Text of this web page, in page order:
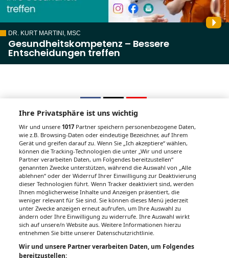
DR. KURT MARTINI, MSC
Gesundheitskompetenz – Bessere
Entscheidungen treffen
Unsere Wochenzeitungen
Gesundheitsseiten
Hier finden Sie die aktuelle Ausgabe der
Gesundheitsberichterstattung in den 120
Wochenzeitungen der RegionalMedien
Austria sowie ein Archiv der vergangenen
Ausgaben.
Ihre Privatsphäre ist uns wichtig
Wir und unsere1017 Partner speichern personenbezogene Daten,
wie z.B. Browsing-Daten oder eindeutige Bezeichner, auf Ihrem
Gerät und greifen darauf zu. Wenn Sie „Ich akzeptiere“ wählen,
können die Tracking-Technologien die unter „Wir und unsere
Partner verarbeiten Daten, um Folgendes bereitzustellen“
genannten Zwecke unterstützen, während die Auswahl von „Alle
ablehnen“ oder der Widerruf Ihrer Einwilligung zur Deaktivierung
dieser Technologien führt. Wenn Tracker deaktiviert sind, werden
Ihnen möglicherweise Inhalte und Anzeigen präsentiert, die
weniger relevant für Sie sind. Sie können dieses Menü jederzeit
unter Zwecke anzeigen erneut aufrufen, um Ihre Auswahl zu
ändern oder Ihre Einwilligung zu widerrufe. Ihre Auswahl wirkt
sich auf unsere/n Website aus. Weitere Informationen hierzu
entnehmen Sie bitte unserer Datenschutzrichtlinie.
Wir und unsere Partner verarbeiten Daten, um Folgendes
bereitzustellen: